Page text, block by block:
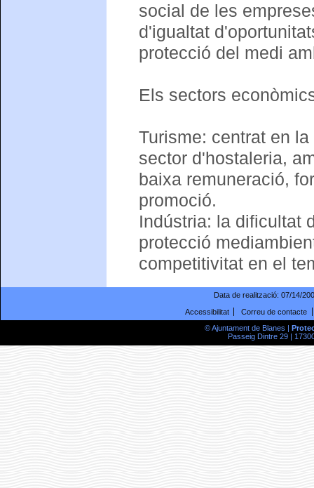
social de les
d'igualtat
protecció del medi
Els sectors
Turisme: centrat en
sector d'hostaleria,
baixa remuneració,
promoció.
Indústria: la dificultat
protecció
competitivitat en el
Data de realització: 07/14/
Accessibilitat
Correu de contacte
© Ajuntament de Blanes |
Passeig Dintre 29 |